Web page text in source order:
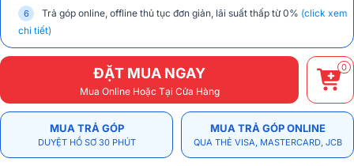
Trả góp online, offline thủ tục đơn giản, lãi suất thấp từ 0% (click xem
chi tiết)
ĐẶT MUA NGAY
Mua Online Hoặc Tại Cửa Hàng
0
MUA TRẢ GÓP
DUYỆT HỒ SƠ 30 PHÚT
MUA TRẢ GÓP ONLINE
QUA THẺ VISA, MASTERCARD, JCB